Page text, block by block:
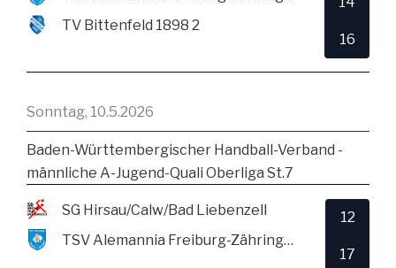
TV Bittenfeld 1898 2
16
Sonntag, 10.5.2026
Baden-Württembergischer Handball-Verband -
männliche A-Jugend-Quali Oberliga St.7
SG Hirsau/Calw/Bad Liebenzell
TSV Alemannia Freiburg-Zähringen
12
17